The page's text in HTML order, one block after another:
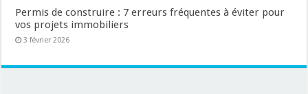
Permis de construire : 7 erreurs fréquentes à éviter pour
vos projets immobiliers
3 février 2026